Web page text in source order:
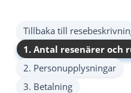
Tillbaka till
1. Antal resenärer och
2. Personupplysningar
3. Betalning